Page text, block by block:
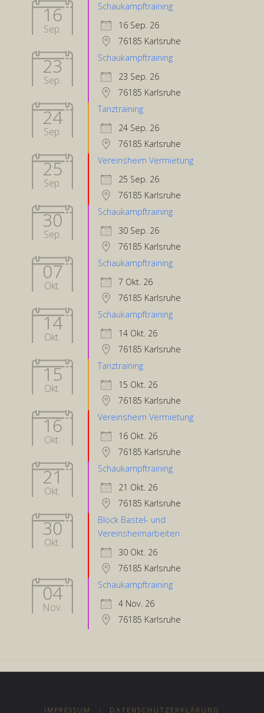
16
Sep.
Schaukampftraining
16 Sep. 26
76185 Karlsruhe
23
Sep.
Schaukampftraining
23 Sep. 26
76185 Karlsruhe
24
Sep.
Tanztraining
24 Sep. 26
76185 Karlsruhe
25
Sep.
Vereinsheim Vermietung
25 Sep. 26
76185 Karlsruhe
30
Sep.
Schaukampftraining
30 Sep. 26
76185 Karlsruhe
07
Okt.
Schaukampftraining
7 Okt. 26
76185 Karlsruhe
14
Okt.
Schaukampftraining
14 Okt. 26
76185 Karlsruhe
15
Okt.
Tanztraining
15 Okt. 26
76185 Karlsruhe
16
Okt.
Vereinsheim Vermietung
16 Okt. 26
76185 Karlsruhe
21
Okt.
Schaukampftraining
21 Okt. 26
76185 Karlsruhe
30
Okt.
Block Bastel- und
Vereinsheimarbeiten
30 Okt. 26
76185 Karlsruhe
04
Nov.
Schaukampftraining
4 Nov. 26
76185 Karlsruhe
IMPRESSUM | DATENSCHUTZERKLÄRUNG